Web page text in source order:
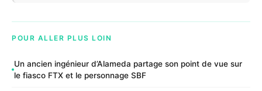
POUR ALLER PLUS LOIN
Un ancien ingénieur d’Alameda partage son point de vue sur
le fiasco FTX et le personnage SBF